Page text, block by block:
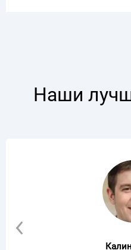
Наши